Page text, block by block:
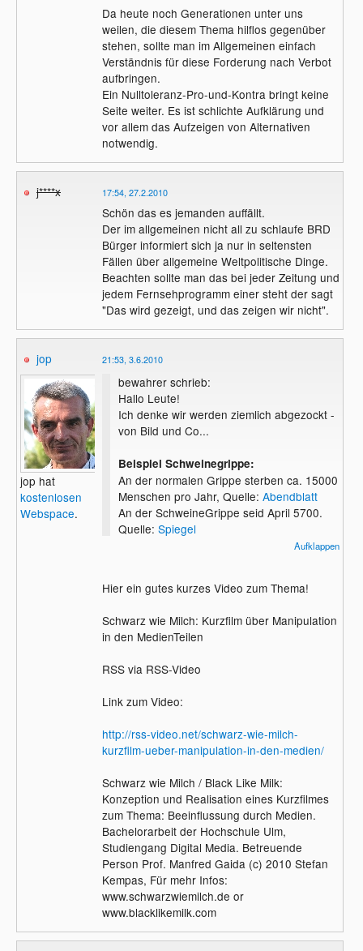
Da heute noch Generationen unter uns
weilen, die diesem Thema hilflos gegenüber
stehen, sollte man im Allgemeinen einfach
Verständnis für diese Forderung nach Verbot
aufbringen.
Ein Nulltoleranz-Pro-und-Kontra bringt keine
Seite weiter. Es ist schlichte Aufklärung und
vor allem das Aufzeigen von Alternativen
notwendig.
j****x 17:54, 27.2.2010
Schön das es jemanden auffällt.
Der im allgemeinen nicht all zu schlaufe BRD
Bürger informiert sich ja nur in seltensten
Fällen über allgemeine Weltpolitische Dinge.
Beachten sollte man das bei jeder Zeitung und
jedem Fernsehprogramm einer steht der sagt
"Das wird gezeigt, und das zeigen wir nicht".
jop
jop hat
kostenlosen
Webspace.
21:53, 3.6.2010
bewahrer schrieb:
Hallo Leute!
Ich denke wir werden ziemlich abgezockt -
von Bild und Co...
Beispiel Schweinegrippe:
An der normalen Grippe sterben ca. 15000
Menschen pro Jahr, Quelle: Abendblatt
An der SchweineGrippe seid April 5700.
Quelle: Spiegel
Trockenperioden, Eiszeit und
Das Klima ändert sich ebenfalls stetig.
Bereits VOR der Industriealisierung!
Wissenschaftler berichtet die behaupteten
Klimawandel zu tun, die sind
BILDfläche verschwunden.
In Deutschland gab es schon lange keine
Terroranschläge, trotzdem wird immer
mehr gewarnt und aufgerüstet.
Beispiel "Killerspiele":
Es ist bisher kein Beweis erbracht worden
das "Killerspiele" einen Einfluss auf dass
Verhalten eines Menschen nimmt, im
Gegenteil - es wurden mal Tests gemacht
in denen Hirnströme gemessen wurden. Im
Aufklappen
Hier ein gutes kurzes Video zum Thema!
Schwarz wie Milch: Kurzfilm über Manipulation
in den MedienTeilen
RSS via RSS-Video
Link zum Video:
http://rss-video.net/schwarz-wie-milch-
kurzfilm-ueber-manipulation-in-den-medien/
Schwarz wie Milch / Black Like Milk:
Konzeption und Realisation eines Kurzfilmes
zum Thema: Beeinflussung durch Medien.
Bachelorarbeit der Hochschule Ulm,
Studiengang Digital Media. Betreuende
Person Prof. Manfred Gaida (c) 2010 Stefan
Kempas, Für mehr Infos:
www.schwarzwiemilch.de or
www.blacklikemilk.com